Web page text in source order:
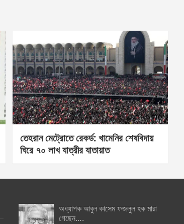
তেহরান মেট্রোতে রেকর্ড: খামেনির শেষবিদায়
ঘিরে ৭০ লাখ যাত্রীর যাতায়াত
অধ্যাপক আবুল কাসেম ফজলুল হক মারা
গেছেন….